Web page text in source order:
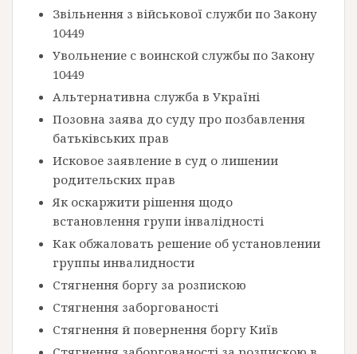
Звільнення з військової служби по Закону
10449
Увольнение с воинской службы по Закону
10449
Альтернативна служба в Україні
Позовна заява до суду про позбавлення
батьківських прав
Исковое заявление в суд о лишении
родительских прав
Як оскаржити рішення щодо
встановлення групи інвалідності
Как обжаловать решение об установлении
группы инвалидности
Стягнення боргу за розпискою
Стягнення заборгованості
Стягнення й повернення боргу Київ